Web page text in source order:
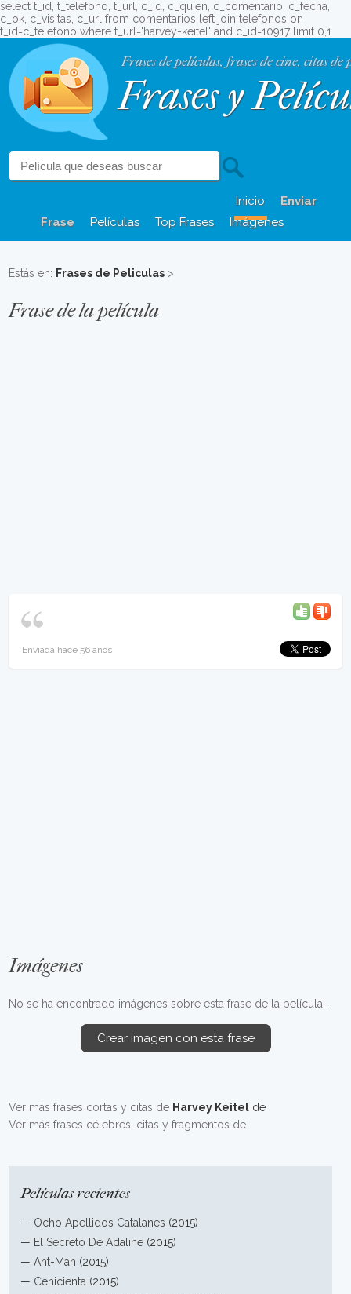
select t_id, t_telefono, t_url, c_id, c_quien, c_comentario, c_fecha,
c_ok, c_visitas, c_url from comentarios left join telefonos on
t_id=c_telefono where t_url='harvey-keitel' and c_id=10917 limit 0,1
Frases de películas, frases de cine, citas de
Frases y
Inicio
Enviar
Frase
Películas Top Frases Imágenes
Estás en: Frases de Peliculas >
Frase de la película
Enviada hace 56 años
Imágenes
No se ha encontrado imágenes sobre esta frase de la película .
Crear imagen con esta frase
Ver más frases cortas y citas de Harvey Keitel de
Ver más frases célebres, citas y fragmentos de
Películas recientes
— Ocho Apellidos Catalanes (2015)
— El Secreto De Adaline (2015)
—Ant-Man (2015)
— Cenicienta (2015)